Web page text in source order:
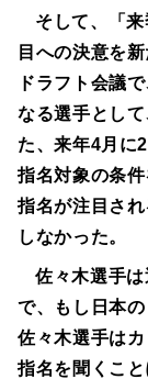
そして、「
目への決意を
ドラフト会議
なる選手とし
た、来年4月に
指名対象の条
指名が注目さ
しなかった。
佐々木選手
で、もし日本
佐々木選手は
指名を聞くこ